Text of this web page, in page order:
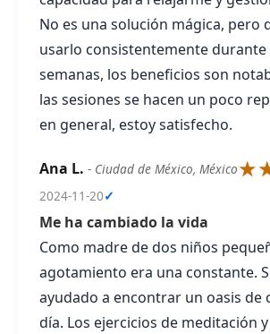
No es una solución mágica, pero
usarlo consistentemente durante
semanas, los beneficios son
las sesiones se hacen un poco
en general, estoy satisfecho.
Ana L. - Ciudad de México, México
2024-11-20✓
Me ha cambiado la vida
Como madre de dos niños
agotamiento era una constante.
ayudado a encontrar un oasis de
día. Los ejercicios de meditación